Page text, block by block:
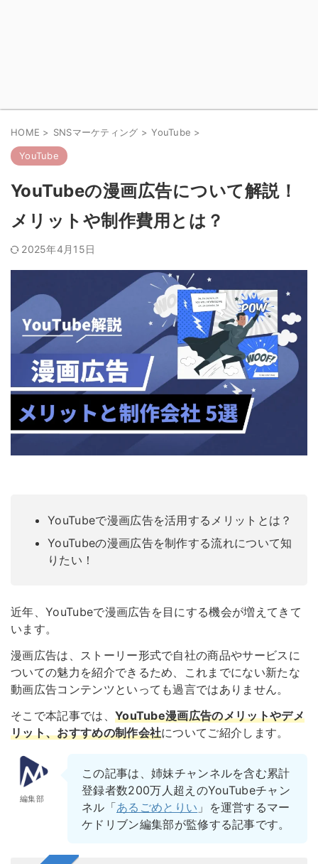
HOME > SNSマーケティング > YouTube >
YouTube
YouTubeの漫画広告について解説！
メリットや制作費用とは？
2025年4月15日
YouTubeで漫画広告を活用するメリットとは？
YouTubeの漫画広告を制作する流れについて知
りたい！
近年、YouTubeで漫画広告を目にする機会が増えてきて
います。
漫画広告は、ストーリー形式で自社の商品やサービスに
ついての魅力を紹介できるため、これまでにない新たな
動画広告コンテンツといっても過言ではありません。
そこで本記事では、 YouTube漫画広告のメリットやデメ
リット、おすすめの制作会社についてご紹介します。
編集部
この記事は、姉妹チャンネルを含む累計
登録者数200万人超えのYouTubeチャン
ネル「あるごめとりい 」を運営するマー
ケドリブン編集部が監修する記事です。